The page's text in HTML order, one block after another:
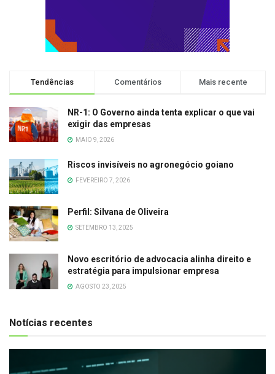
Tendências Comentários Mais recente
NR-1: O Governo ainda tenta explicar o que vai
exigir das empresas
MAIO 9, 2026
Riscos invisíveis no agronegócio goiano
FEVEREIRO 7, 2026
Perfil: Silvana de Oliveira
SETEMBRO 13, 2025
Novo escritório de advocacia alinha direito e
estratégia para impulsionar empresa
AGOSTO 23, 2025
Notícias recentes